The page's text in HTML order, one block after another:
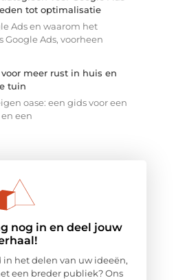
tot optimalisatie
Ads en waarom het
Google Ads, voorheen
meer rust in huis en
tuin
oase: een gids voor een
een
nog in en deel jouw
in het delen van uw ideeën,
een breder publiek? Ons